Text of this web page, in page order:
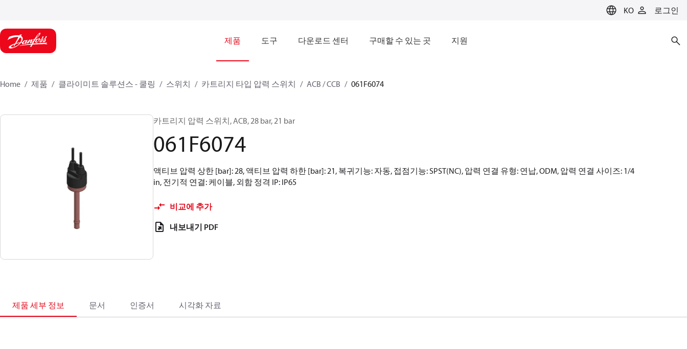
KO 로그인
제품 도구 다운로드 센터 구매할 수 있는 곳 지원
Home 제품 클라이미트 솔루션스 - 쿨링 스위치 카트리지 타입 압력 스위치 ACB / CCB 061F6074
카트리지 압력 스위치, ACB, 28 bar, 21 bar
061F6074
액티브 압력 상한 [bar]: 28, 액티브 압력 하한 [bar]: 21, 복귀기능: 자동, 접점기능: SPST(NC), 압력 연결 유형: 연납, ODM, 압력 연결 사이즈: 1/4
in, 전기적 연결: 케이블, 외함 정격 IP: IP65
비교에 추가
내보내기 PDF
제품 세부 정보 문서 인증서 시각화 자료